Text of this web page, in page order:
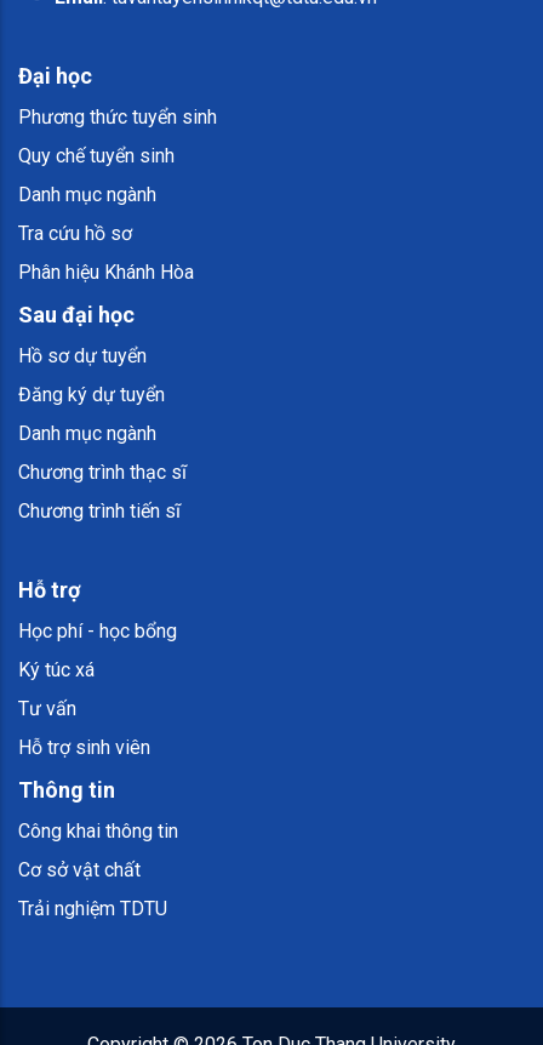
Đại học
Phương thức tuyển sinh
Quy chế tuyển sinh
Danh mục ngành
Tra cứu hồ sơ
Phân hiệu Khánh Hòa
Sau đại học
Hồ sơ dự tuyển
Đăng ký dự tuyển
Danh mục ngành
Chương trình thạc sĩ
Chương trình tiến sĩ
Hỗ trợ
Học phí - học bổng
Ký túc xá
Tư vấn
Hỗ trợ sinh viên
Thông tin
Công khai thông tin
Cơ sở vật chất
Trải nghiệm TDTU